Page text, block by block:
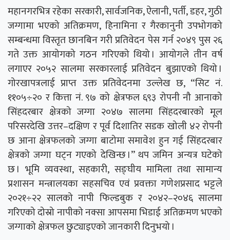
महानगरभित्र रहेका सरकारी, सार्वजनिक, ऐलानी, पर्ती, डहर, गुठी
जग्गामा भएको अतिक्रमण, हिनामिना र गैरकानुनी उपभोगको
सम्बन्धमा विस्तृत छानबिन गरी प्रतिवेदन पेस गर्न २०४९ पुस २६
गते उक्त आयोगको गठन गरिएको थियो । आयोगले तीन वर्ष
लगाएर २०५२ सालमा सरकारलाई प्रतिवेदन बुझाएको थियो ।
गोरखापत्रलाई प्राप्त उक्त प्रतिवेदनमा उल्लेख छ, “सिट नं.
११०५÷२० र कित्ता नं. ९७ को क्षेत्रफल ६९३ रोपनी नौ आनाको
सिंहदरबार क्षेत्रको जग्गा २०४७ सालमा सिंहदरबारको मूल
परिसरदेखि उत्तर–दक्षिण र पूर्व दिशातिर सडक खोली ४२ रोपनी
छ आना क्षेत्रफलको जग्गा बाटोमा समावेश हुन गई सिंहदरबार
क्षेत्रको जग्गा घट्न गएको देखिन्छ ।” थप जमिन अन्यत्र घटेको
छ । भूमि व्यवस्था, सहकारी, सङ्घीय मामिला तथा सामान्य
प्रशासन मन्त्रालयका सहसचिव एवं प्रवक्ता गणेशप्रसाद भट्टले
२०२१÷२२ सालको नापी फिल्डबुक र २०४२–२०४६ सालमा
गरिएको दोस्रो नापीको नक्सा आपसमा भिडाई अतिक्रमण भएको
जग्गाको क्षेत्रफल छुट्याइएको जानकारी दिनुभयो ।